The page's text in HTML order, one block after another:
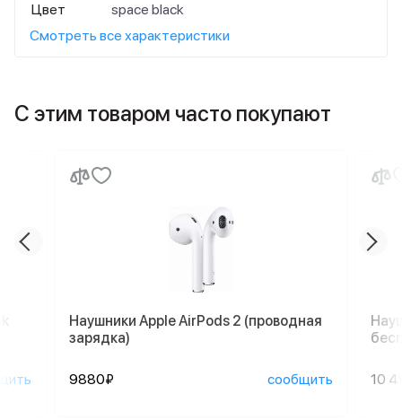
Цвет
space black
Смотреть все характеристики
С этим товаром часто покупают
Наушники Apple AirPods 2 (проводная
зарядка)
9880₽ сообщить 10